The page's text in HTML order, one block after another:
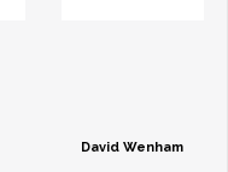
David Wenham